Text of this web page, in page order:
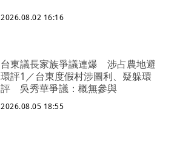
2026.08.02 16:16
台東議長家族爭議連爆 涉占農地避
環評1／台東度假村涉圖利、疑躲環
評 吳秀華爭議：概無參與
2026.08.05 18:55